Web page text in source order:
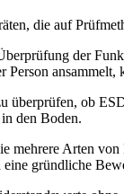
die auf
der
Person ansammelt,
überprüfen, ob
den Boden.
mehrere Arten
gründliche